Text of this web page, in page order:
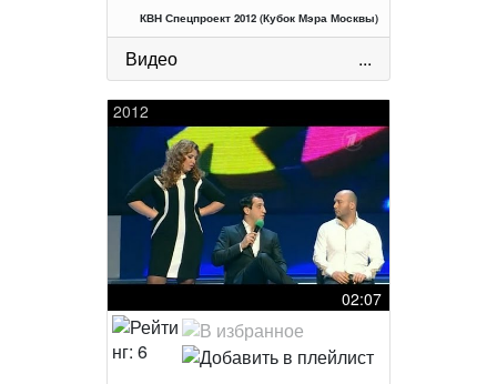
КВН Спецпроект 2012 (Кубок Мэра Москвы)
Видео ...
2012
02:07